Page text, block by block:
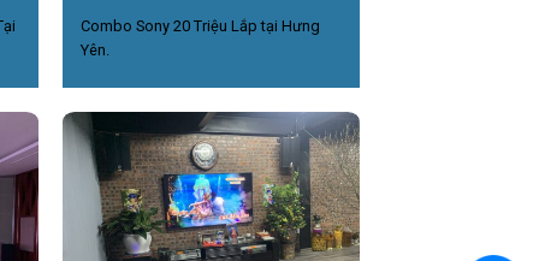
Combo Sony 20 Triệu Lắp tại Hưng
Yên.